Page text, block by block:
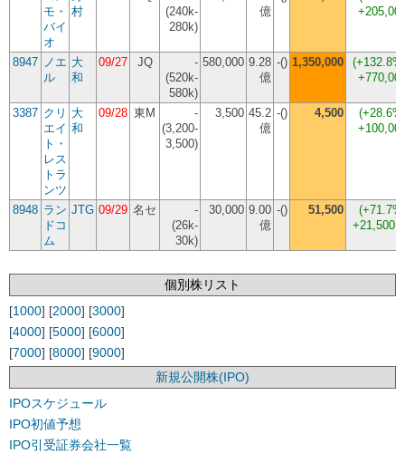
モ・
バイ
オ
村
(240k-
280k)
億
8947 ノエ
ル
大
和
09/27 JQ
-
(520k-
580k)
580,000 9.28
億
-() 1,350,000 (+132.8%
3387 クリ
エイ
ト・
レス
トラ
ンツ
大
和
09/28 東M
-
(3,200-
3,500)
3,500 45.2
億
-() 4,500 (+28.6%
8948 ラン
ドコ
ム
JTG 09/29 名セ
-
(26k-
30k)
30,000 9.00
億
-() 51,500 (+71.7%
+21,500
個別株リスト
[1000] [2000] [3000]
[4000] [5000] [6000]
[7000] [8000] [9000]
新規公開株(IPO)
IPOスケジュール
IPO初値予想
IPO引受証券会社一覧